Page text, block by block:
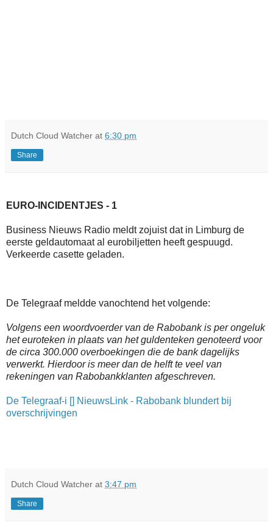
Dutch Cloud Watcher at 6:30 pm
Share
EURO-INCIDENTJES - 1
Business Nieuws Radio meldt zojuist dat in Limburg de
eerste geldautomaat al eurobiljetten heeft gespuugd.
Verkeerde casette geladen.
De Telegraaf meldde vanochtend het volgende:
Volgens een woordvoerder van de Rabobank is per ongeluk
het euroteken in plaats van het guldenteken genoteerd voor
de circa 300.000 overboekingen die de bank dagelijks
verwerkt. Hierdoor is meer dan de helft te veel van
rekeningen van Rabobankklanten afgeschreven.
De Telegraaf-i [] NieuwsLink - Rabobank blundert bij
overschrijvingen
Dutch Cloud Watcher at 3:47 pm
Share